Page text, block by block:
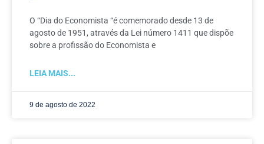
O “Dia do Economista “é comemorado desde 13 de
agosto de 1951, através da Lei número 1411 que dispõe
sobre a profissão do Economista e
LEIA MAIS...
9 de agosto de 2022